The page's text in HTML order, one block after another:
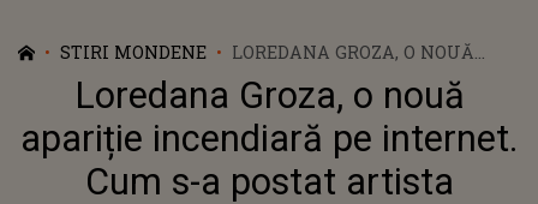
STIRI MONDENE
LOREDANA GROZA, O NOUĂ
APARIȚIE INCENDIARĂ PE
INTERNET. CUM S-A POSTAT
ARTISTA
Loredana Groza, o nouă
apariție incendiară pe internet.
Cum s-a postat artista